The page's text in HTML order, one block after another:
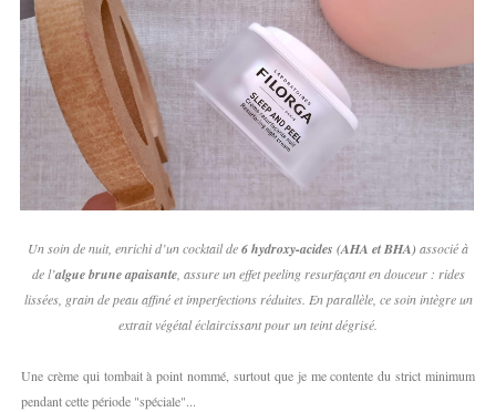
Un soin de nuit, enrichi d’un cocktail de6 hydroxy-acides (AHA et BHA)associé à
de l’algue brune apaisante, assure un effet peeling resurfaçant en douceur : rides
lissées, grain de peau affiné et imperfections réduites. En parallèle, ce soin intègre un
extrait végétal éclaircissant pour un teint dégrisé.
Une crème qui tombait à point nommé, surtout que je me contente du strict minimum
pendant cette période "spéciale"...